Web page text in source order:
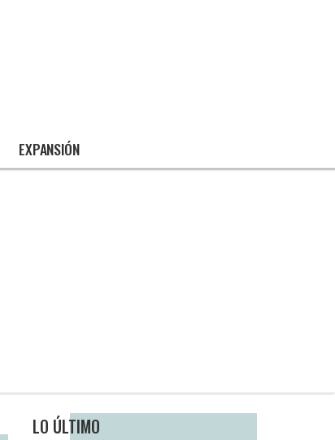
EXPANSIÓN
LO ÚLTIMO